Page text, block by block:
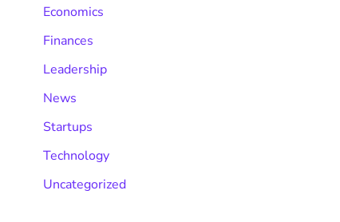
Economics
Finances
Leadership
News
Startups
Technology
Uncategorized